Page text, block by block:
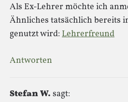
Als Ex-Lehrer möchte ich
Ähnliches tatsächlich bereits
genutzt wird: Lehrerfreund
Antworten
Stefan W. sagt: